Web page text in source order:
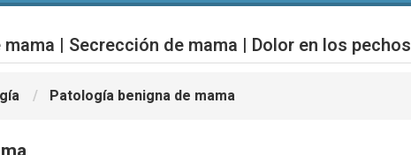
| Secrección de mama | Dolor en los pechos
Patología benigna de mama